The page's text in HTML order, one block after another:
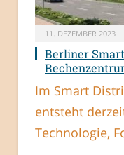
11. DEZEMBER 2023
Berliner
Im Smart
entsteht
Technologie,